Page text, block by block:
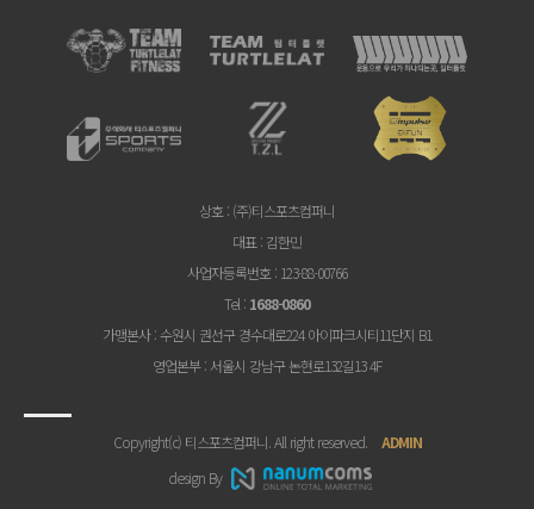
상호 : (주)티스포츠컴퍼니
대표 : 김한민
사업자등록번호 : 123-88-00766
Tel : 1688-0860
가맹본사: 수원시 권선구 경수대로224 아이파크시티11단지 B1
영업본부: 서울시 강남구 논현로132길13 4F
Copyright(c) 티스포츠컴퍼니. All right reserved. ADMIN
design By